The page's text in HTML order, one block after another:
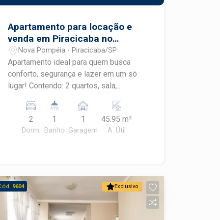
Apartamento para locação e
venda em Piracicaba no
Condomínio Piazza Bellini
próximo Faculdade Anhembi
Morumbi
Nova Pompéia - Piracicaba/SP
Apartamento ideal para quem busca
conforto, segurança e lazer em um só
lugar! Contendo: 2 quartos, sala,
1 vaga de garagem, Piscina,
Playground, Espaço gourmet, Salão de
festa. Gostou do imóvel, sua visita com
2
Dorm.
1
Banho
1
Garagem
45.95 m²
A. Útil
Exclusivo
9604